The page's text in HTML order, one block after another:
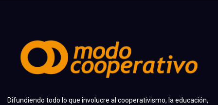
Difundiendo todo lo que involucre al cooperativismo, la educación,